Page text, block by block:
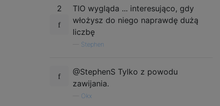
2
TIO wygląda ... interesująco, gdy
włożysz do niego naprawdę dużą
liczbę
Stephen
@StephenS Tylko z powodu
zawijania.
Okx